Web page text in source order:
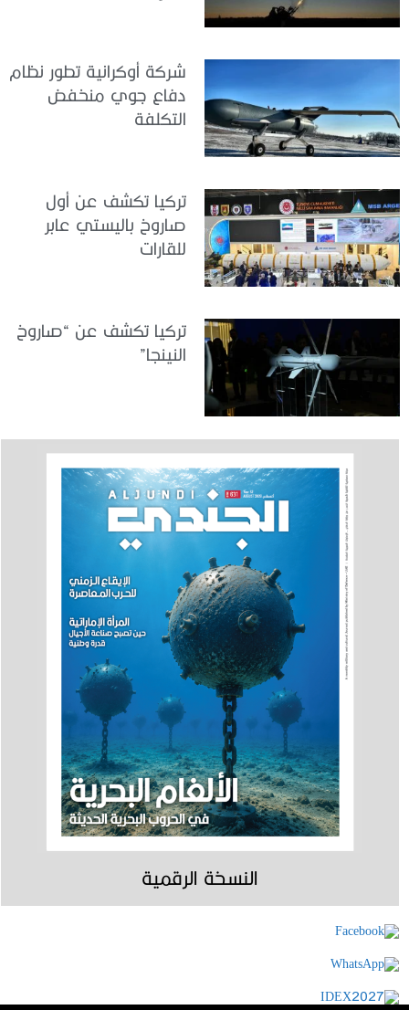
شركة أوكرانية تطور نظام
دفاع جوي منخفض
التكلفة
تركيا تكشف عن أول
صاروخ باليستي عابر
للقارات
تركيا تكشف عن “صاروخ
النينجا”
النسخة الرقمية